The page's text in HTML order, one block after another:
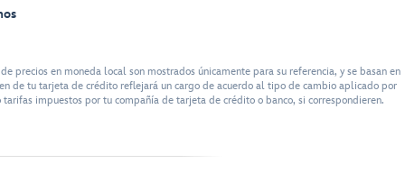
precios en moneda local son mostrados únicamente para su referencia, y se basan en
de tu tarjeta de crédito reflejará un cargo de acuerdo al tipo de cambio aplicado por
impuestos por tu compañía de tarjeta de crédito o banco, si correspondieren.